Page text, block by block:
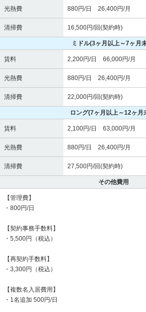
光熱費 880円/日 26,400円/月
清掃費 16,500円/回(契約時)
ミドル(3ヶ月以上～7ヶ月
賃料 2,200円/日 66,000円/月
光熱費 880円/日 26,400円/月
清掃費 22,000円/回(契約時)
ロング(7ヶ月以上～12ヶ月
賃料 2,100円/日 63,000円/月
光熱費 880円/日 26,400円/月
清掃費 27,500円/回(契約時)
その他費用
【管理費】
・800円/日
【契約事務手数料】
・5,500円（税込）
【再契約手数料】
・3,300円（税込）
【複数名入居費用】
・1名追加 500円/日